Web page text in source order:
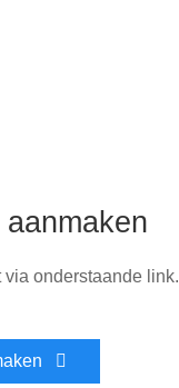
via onderstaande link.